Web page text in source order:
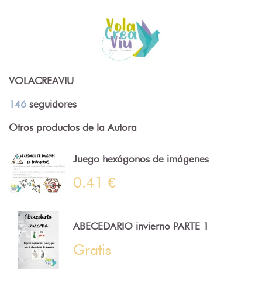
VOLACREAVIU
146 seguidores
Otros productos de la Autora
Juego hexágonos de imágenes
0.41 €
ABECEDARIO invierno PARTE 1
Gratis